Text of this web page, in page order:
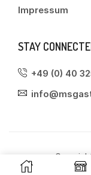
Impressum
STAY
+49 (0) 40